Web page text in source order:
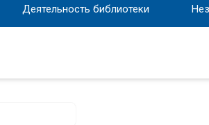
Деятельность библиотеки